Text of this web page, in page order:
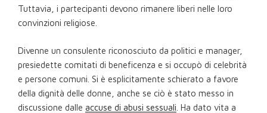
Tuttavia, i partecipanti devono rimanere liberi nelle loro
convinzioni religiose.
Divenne un consulente riconosciuto da politici e manager,
presiedette comitati di beneficenza e si occupò di celebrità
e persone comuni. Si è esplicitamente schierato a favore
della dignità delle donne, anche se ciò è stato messo in
discussione dalle accuse di abusi sessuali . Ha dato vita a